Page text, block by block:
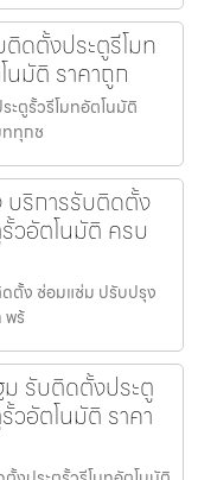
ดตั้งประตูรีโมท
นมัติ ราคาถูก
ะตูรั้วรีโมทอัตโนมัติ
ททุกช
บริการรับติดตั้ง
วอัตโนมัติ ครบ
ตั้ง ซ่อมแซ่ม ปรับปรุง
พร้
ม รับติดตั้งประตู
วอัตโนมัติ ราคา